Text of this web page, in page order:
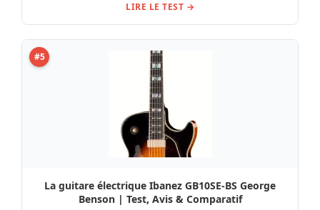
LIRE LE TEST →
#5
La guitare électrique Ibanez GB10SE-BS George
Benson | Test, Avis & Comparatif